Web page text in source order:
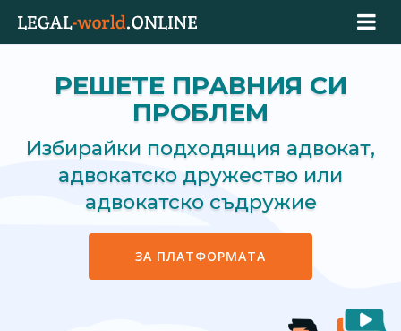
РЕШЕТЕ ПРАВНИЯ СИ
ПРОБЛЕМ
Избирайки подходящия адвокат,
адвокатско дружество или
адвокатско съдружие
ЗА ПЛАТФОРМАТА